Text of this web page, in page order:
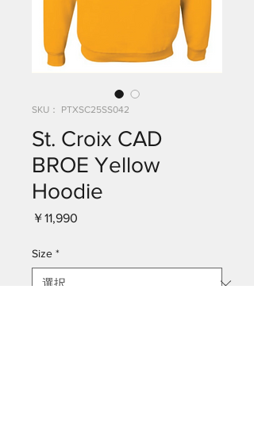
SKU： PTXSC25SS042
St. Croix CAD
BROE Yellow
Hoodie
￥11,990
Size *